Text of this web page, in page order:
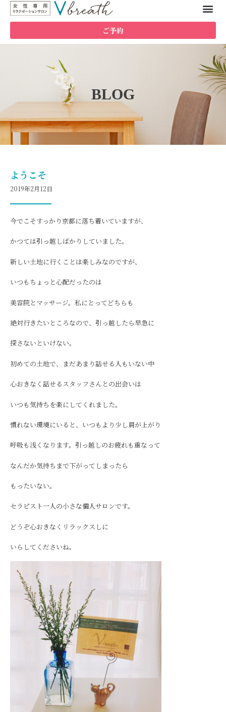
ご予約
BLOG
ようこそ
2019年2月12日
今でこそすっかり京都に落ち着いていますが、
かつては引っ越しばかりしていました。
新しい土地に行くことは楽しみなのですが、
いつもちょっと心配だったのは
美容院とマッサージ。私にとってどちらも
絶対行きたいところなので、引っ越したら早急に
探さないといけない。
初めての土地で、まだあまり話せる人もいない中
心おきなく話せるスタッフさんとの出会いは
いつも気持ちを楽にしてくれました。
慣れない環境にいると、いつもより少し肩が上がり
呼吸も浅くなります。引っ越しのお疲れも重なって
なんだか気持ちまで下がってしまったら
もったいない。
セラピスト一人の小さな個人サロンです。
どうぞ心おきなくリラックスしに
いらしてくださいね。